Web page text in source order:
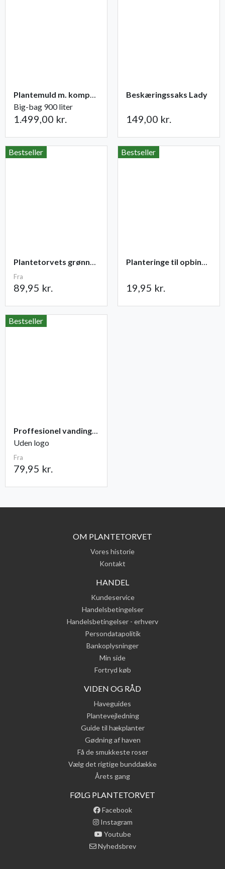
Plantemuld m. kompost fra Champost
Big-bag 900 liter
1.499,00 kr.
Beskæringssaks Lady
149,00 kr.
Bestseller
Plantetorvets grønne vandingspose 75 liter
Fra
89,95 kr.
Bestseller
Planteringe til opbinding 30 stk
19,95 kr.
Bestseller
Proffesionel vandingspose 100 liter
Uden logo
Fra
79,95 kr.
OM PLANTETORVET
Vores historie
Kontakt
HANDEL
Kundeservice
Handelsbetingelser
Handelsbetingelser - erhverv
Persondatapolitik
Bankoplysninger
Min side
Fortryd køb
VIDEN OG RÅD
Haveguides
Plantevejledning
Guide til hækplanter
Gødning af haven
Få de smukkeste roser
Vælg det rigtige bunddække
Årets gang
FØLG PLANTETORVET
Facebook
Instagram
Youtube
Nyhedsbrev